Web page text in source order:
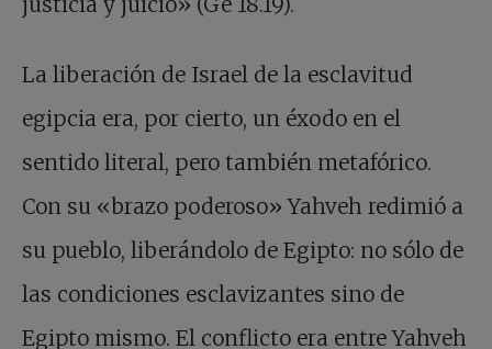
La liberación de Israel de la esclavitud
egipcia era, por cierto, un éxodo en el
sentido literal, pero también metafórico.
Con su «brazo poderoso» Yahveh redimió a
su pueblo, liberándolo de Egipto: no sólo de
las condiciones esclavizantes sino de
Egipto mismo. El conflicto era entre Yahveh